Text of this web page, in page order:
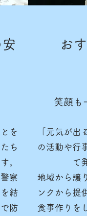
を
ち
。
察
結
防
お
笑顔も
「元気が出
の活動や行
て
地域から譲
ンクから提
食事作りを